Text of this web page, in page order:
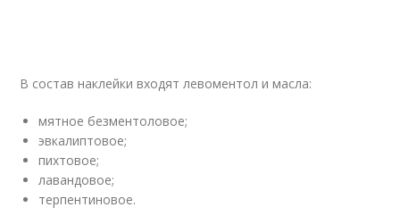
В состав наклейки входят левоментол и масла:
мятное безментоловое;
эвкалиптовое;
пихтовое;
лавандовое;
терпентиновое.